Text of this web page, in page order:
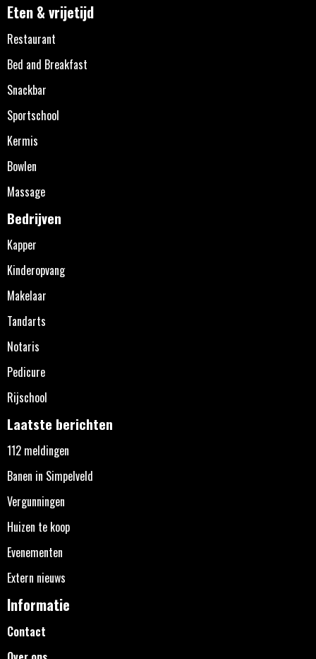
Eten & vrijetijd
Restaurant
Bed and Breakfast
Snackbar
Sportschool
Kermis
Bowlen
Massage
Bedrijven
Kapper
Kinderopvang
Makelaar
Tandarts
Notaris
Pedicure
Rijschool
Laatste berichten
112 meldingen
Banen in Simpelveld
Vergunningen
Huizen te koop
Evenementen
Extern nieuws
Informatie
Contact